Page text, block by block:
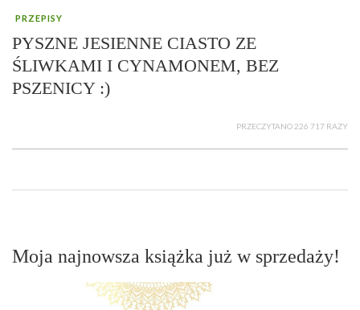
PRZEPISY
PYSZNE JESIENNE CIASTO ZE
ŚLIWKAMI I CYNAMONEM, BEZ
PSZENICY :)
PRZECZYTANO 226 717 RAZY
Moja najnowsza książka już w sprzedaży!